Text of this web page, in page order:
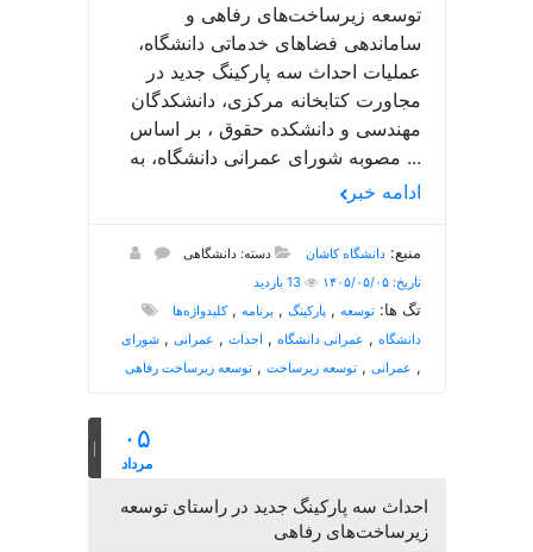
توسعه زیرساخت‌های رفاهی و
ساماندهی فضاهای خدماتی دانشگاه،
عملیات احداث سه پارکینگ جدید در
مجاورت کتابخانه مرکزی، دانشکدگان
مهندسی و دانشکده حقوق ، بر اساس
مصوبه شورای عمرانی دانشگاه، به ...
ادامه خبر
منبع:دانشگاه کاشان
دسته: دانشگاهی
تاریخ: ۱۴۰۵/۰۵/۰۵
13 بازدید
تگ ها:توسعه , پارکینگ , برنامه ,کلیدواژه‌ها
دانشگاه , عمرانی دانشگاه , احداث , عمرانی ,شورای
عمرانی ,توسعه زیرساخت ,توسعه زیرساخت رفاهی ,
۰۵
مرداد
احداث سه پارکینگ جدید در راستای توسعه
زیرساخت‌های رفاهی